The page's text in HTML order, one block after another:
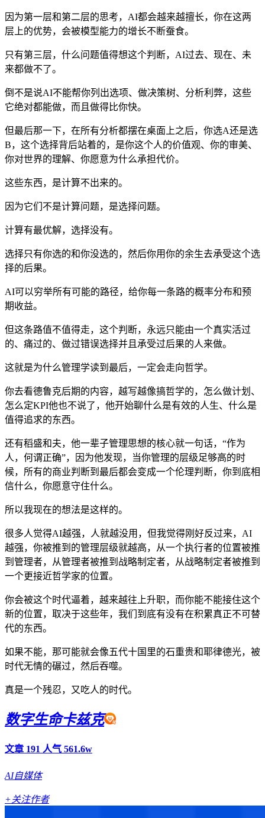
因为第一层和第二层的思考，AI都会越来越擅长，你在这两
层上的优势，会被模型能力的增长不断蚕食。
只有第三层，什么问题值得想这个判断，AI过去、现在、未
来都做不了。
倒不是说AI不能帮你列出选项、做决策树、分析利弊，这些
它绝对都能做，而且做得比你快。
但最后那一下，在所有分析都摆在桌面上之后，你选A还是选
B，这个选择背后站着的，是你这个人的价值观、你的审美、
你对世界的理解、你愿意为什么承担代价。
这些东西，是计算不出来的。
因为它们不是计算问题，是选择问题。
计算有最优解，选择没有。
选择只有你选的和你没选的，然后你用你的余生去承受这个选
择的后果。
AI可以穷举所有可能的路径，给你每一条路的概率分布和预
期收益。
但这条路值不值得走，这个判断，永远只能由一个真实活过
的、痛过的、做过错误选择并且承受过后果的人来做。
这就是为什么管理学读到最后，一定会走向哲学。
你去看德鲁克后期的内容，越写越像搞哲学的，怎么做计划、
怎么定KPI他也不说了，他开始聊什么是有效的人生、什么是
值得追求的东西。
还有稻盛和夫，他一辈子管理思想的核心就一句话，“作为
人，何谓正确”，因为他发现，当你管理的层级足够高的时
候，所有的商业判断到最后都会变成一个伦理判断，你到底相
信什么，你愿意守住什么。
所以我现在的想法是这样的。
很多人觉得AI越强，人就越没用，但我觉得刚好反过来，AI
越强，你被推到的管理层级就越高，从一个执行者的位置被推
到管理者，从管理者被推到战略制定者，从战略制定者被推到
一个更接近哲学家的位置。
你会被这个时代逼着，越来越往上升职，而你能不能接住这个
新的位置，取决于这些年，我们到底有没有在积累真正不可替
代的东西。
如果不能，那可能就会像五代十国里的石重贵和耶律德光，被
时代无情的碾过，然后吞噬。
真是一个残忍，又吃人的时代。
数字生命卡兹克
文章 191 人气 561.6w
AI自媒体
+关注作者